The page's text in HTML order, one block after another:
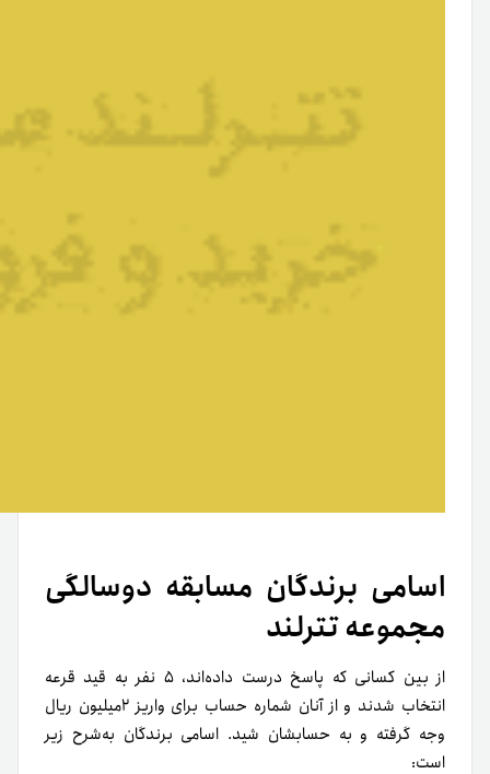
اسامی برندگان مسابقه دوسالگی
مجموعه تترلند
از بین کسانی که پاسخ درست داده‌اند، ۵ نفر به قید قرعه
انتخاب شدند و از آنان شماره حساب برای واریز ۲میلیون ریال
وجه گرفته و به حسابشان شید. اسامی برندگان به‌شرح زیر
است: